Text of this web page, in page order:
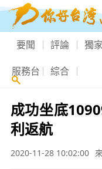
要聞 評論 獨家
服務台 綜合
成功坐底
利返航
2020-11-28 10:02:00